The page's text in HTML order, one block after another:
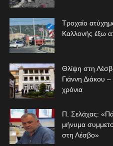
Τροχαίο
Καλλονής έξω
Θλίψη στη
Γιάννη Διάκου
χρόνια
Π. Σελάχας:
μήνυμα
στη Λέσβο»